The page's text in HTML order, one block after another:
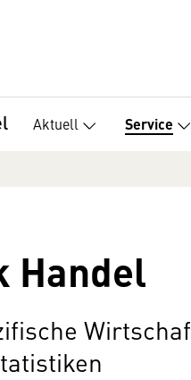
Aktuell Service
Handel